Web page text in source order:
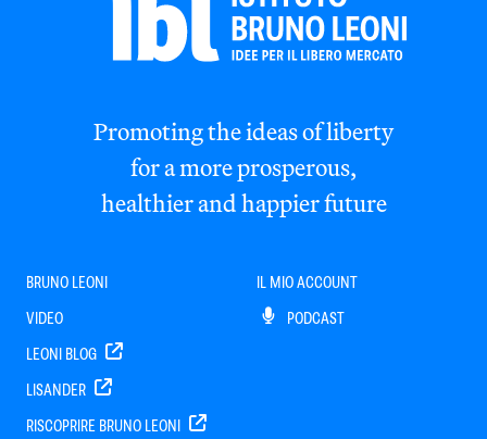
Promoting the ideas of liberty
for a more prosperous,
healthier and happier future
BRUNO LEONI
VIDEO
LEONI BLOG
LISANDER
RISCOPRIRE BRUNO LEONI
IL MIO ACCOUNT
PODCAST